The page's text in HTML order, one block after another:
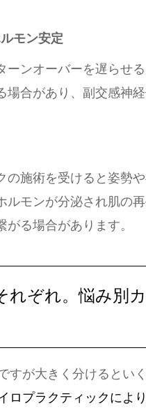
モン安定
ーンオーバーを遅らせ
場合があり、副交感神
の施術を受けると姿勢
ルモンが分泌され肌の
る場合があります。
れぞれ。悩み別
すが大きく分けるとい
ロプラクティックによ